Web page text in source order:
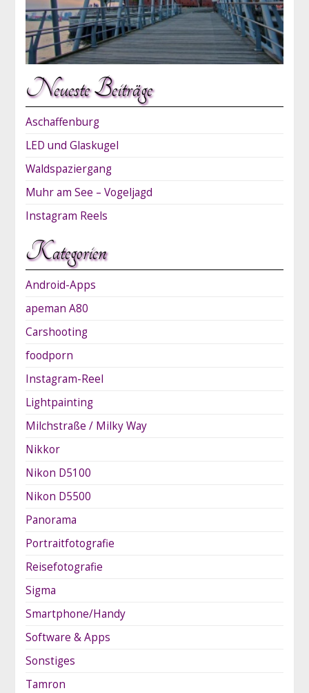
Neueste Beiträge
Aschaffenburg
LED und Glaskugel
Waldspaziergang
Muhr am See – Vogeljagd
Instagram Reels
Kategorien
Android-Apps
apeman A80
Carshooting
foodporn
Instagram-Reel
Lightpainting
Milchstraße / Milky Way
Nikkor
Nikon D5100
Nikon D5500
Panorama
Portraitfotografie
Reisefotografie
Sigma
Smartphone/Handy
Software & Apps
Sonstiges
Tamron